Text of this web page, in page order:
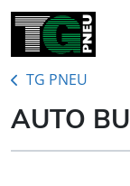
TG PNEU
AUTO